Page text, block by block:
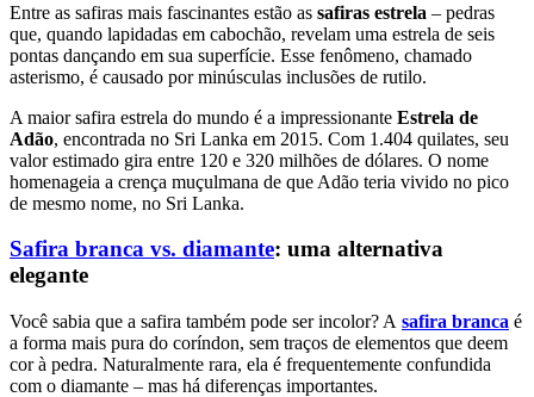
Entre as safiras mais fascinantes estão as safiras estrela – pedras
que, quando lapidadas em cabochão, revelam uma estrela de seis
pontas dançando em sua superfície. Esse fenômeno, chamado
asterismo, é causado por minúsculas inclusões de rutilo.
A maior safira estrela do mundo é a impressionante Estrela de
Adão, encontrada no Sri Lanka em 2015. Com 1.404 quilates, seu
valor estimado gira entre 120 e 320 milhões de dólares. O nome
homenageia a crença muçulmana de que Adão teria vivido no pico
de mesmo nome, no Sri Lanka.
Safira branca vs. diamante: uma alternativa
elegante
Você sabia que a safira também pode ser incolor? A safira branca é
a forma mais pura do coríndon, sem traços de elementos que deem
cor à pedra. Naturalmente rara, ela é frequentemente confundida
com o diamante – mas há diferenças importantes.